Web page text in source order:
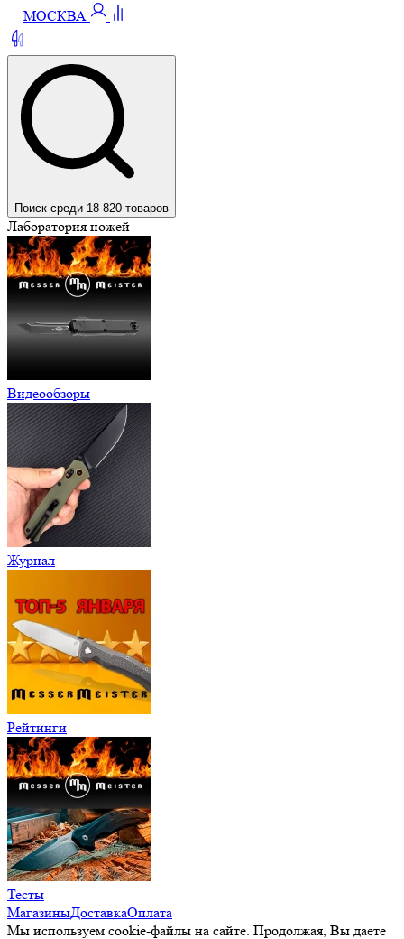
МОСКВА
Поиск среди 18 820 товаров
Лаборатория ножей
Видеообзоры
Журнал
Рейтинги
Тесты
МагазиныДоставкаОплата
Мы используем cookie-файлы на сайте. Продолжая, Вы даете